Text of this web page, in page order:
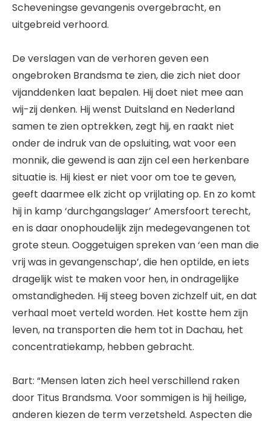
Scheveningse gevangenis overgebracht, en
uitgebreid verhoord.
De verslagen van de verhoren geven een
ongebroken Brandsma te zien, die zich niet door
vijanddenken laat bepalen. Hij doet niet mee aan
wij-zij denken. Hij wenst Duitsland en Nederland
samen te zien optrekken, zegt hij, en raakt niet
onder de indruk van de opsluiting, wat voor een
monnik, die gewend is aan zijn cel een herkenbare
situatie is. Hij kiest er niet voor om toe te geven,
geeft daarmee elk zicht op vrijlating op. En zo komt
hij in kamp ‘durchgangslager’ Amersfoort terecht,
en is daar onophoudelijk zijn medegevangenen tot
grote steun. Ooggetuigen spreken van ‘een man die
vrij was in gevangenschap’, die hen optilde, en iets
dragelijk wist te maken voor hen, in ondragelijke
omstandigheden. Hij steeg boven zichzelf uit, en dat
verhaal moet verteld worden. Het kostte hem zijn
leven, na transporten die hem tot in Dachau, het
concentratiekamp, hebben gebracht.
Bart: “Mensen laten zich heel verschillend raken
door Titus Brandsma. Voor sommigen is hij heilige,
anderen kiezen de term verzetsheld. Aspecten die